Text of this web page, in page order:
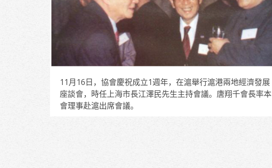
11月16日，協會慶祝成立1週年，在滬舉行滬港兩地經濟發展
座談會，時任上海市長江澤民先生主持會議。唐翔千會長率本
會理事赴滬出席會議。